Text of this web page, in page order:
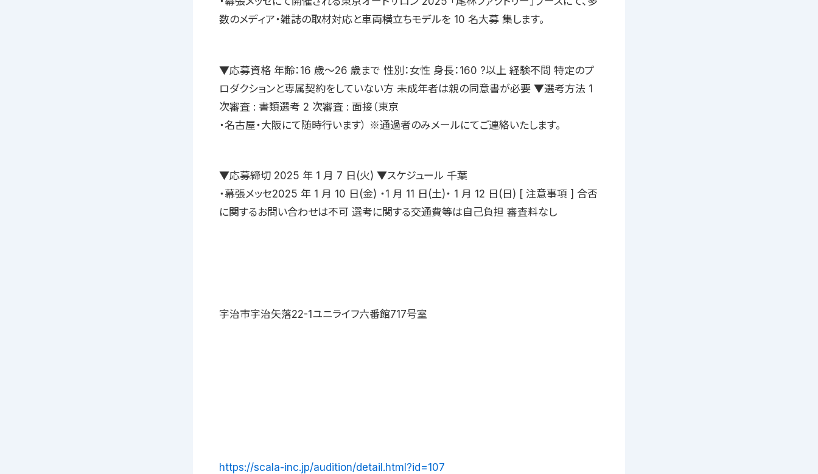
数のメディア・雑誌の取材対応と車両横立ちモデルを 10 名大募 集します。
▼応募資格 年齢：16 歳〜26 歳まで 性別：女性 身長：160 ?以上 経験不問 特定のプ
ロダクションと専属契約をしていない方 未成年者は親の同意書が必要 ▼選考方法 1
次審査 : 書類選考 2 次審査 : 面接（東京
・名古屋・大阪にて随時行います） ※通過者のみメールにてご連絡いたします。
▼応募締切 2025 年 1 月 7 日(火) ▼スケジュール 千葉
・幕張メッセ2025 年 1 月 10 日(金) ・1 月 11 日(土)・ 1 月 12 日(日) [ 注意事項 ] 合否
に関するお問い合わせは不可 選考に関する交通費等は自己負担 審査料なし
宇治市宇治矢落22-1ユニライフ六番館717号室
https://scala-inc.jp/audition/detail.html?id=107